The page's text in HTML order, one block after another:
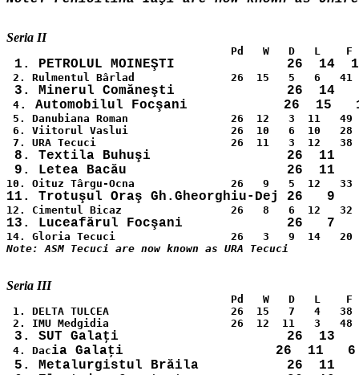
4
5. Danubiana Roman                26  12   3  11   49
6. Viitorul Vaslui                26  10   6  10   28
8. Textila Buhuşi                 26  11
Pd   W   D   L    F
1. DELTA TULCEA                   26  15   7   4   38
4. Dacia Galaţi                   26  11   6
5. Metalurgistul Brăila           26  11